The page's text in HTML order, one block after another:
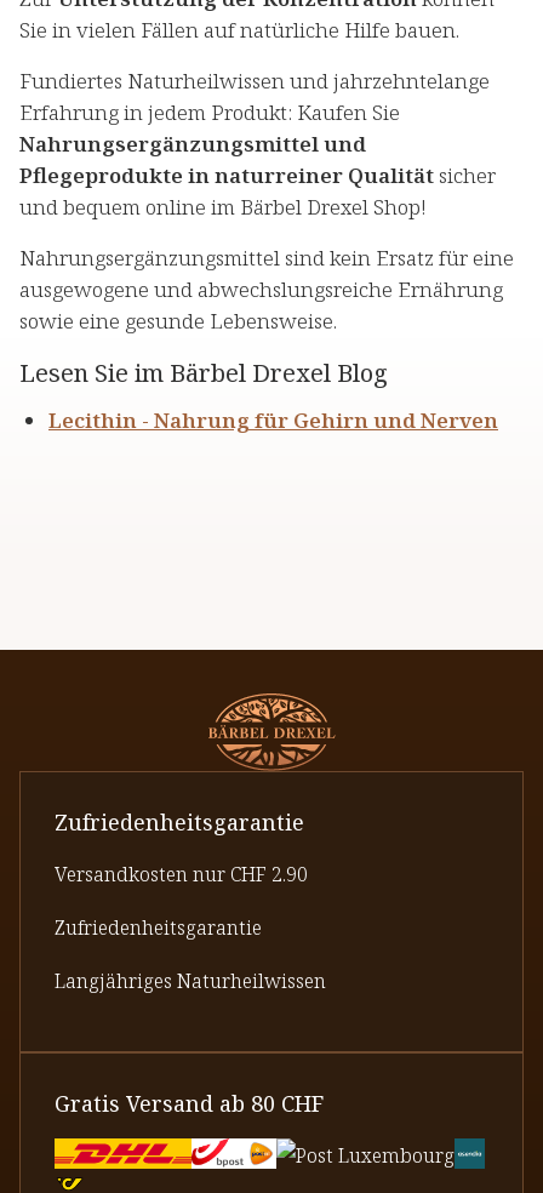
Sie in vielen Fällen auf natürliche Hilfe bauen.
Fundiertes Naturheilwissen und jahrzehntelange
Erfahrung in jedem Produkt: Kaufen Sie
Nahrungsergänzungsmittel und
Pflegeprodukte in naturreiner Qualität sicher
und bequem online im Bärbel Drexel Shop!
Nahrungsergänzungsmittel sind kein Ersatz für eine
ausgewogene und abwechslungsreiche Ernährung
sowie eine gesunde Lebensweise.
Lesen Sie im Bärbel Drexel Blog
Lecithin - Nahrung für Gehirn und Nerven
Zufriedenheitsgarantie
Versandkosten nur CHF 2.90
Zufriedenheitsgarantie
Langjähriges Naturheilwissen
Gratis Versand ab 80 CHF